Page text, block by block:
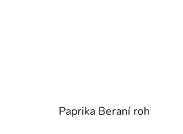
Paprika Beraní roh